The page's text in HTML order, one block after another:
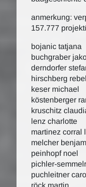
anmerkung:
157.777
bojanic tatjana
buchgraber
derndorfer
hirschberg
keser michael
köstenberger
kruschitz
lenz charlotte
martinez corral
melcher
peinhopf noel
pichler-
puchleitner
röck martin